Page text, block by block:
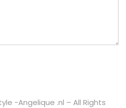
-Angelique .nl – All Rights